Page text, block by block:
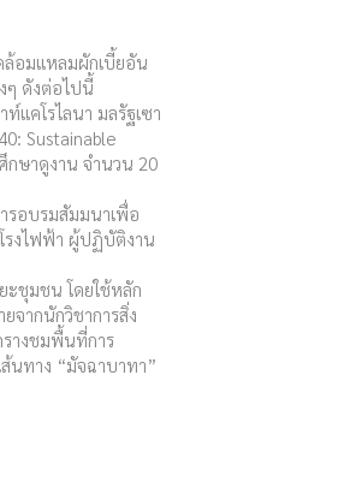
ล้อมแหลมผักเบี้ยอัน
ๆ ดังต่อไปนี้
แคโรไลนา มลรัฐเซา
Sustainable
กษาดูงาน จำนวน 20
รอบรมสัมมนาเพื่อ
งไฟฟ้า ผู้ปฏิบัติงาน
ะชุมชน โดยใช้หลัก
จากนักวิชาการสิ่ง
างชมพื้นที่การ
นทาง “มัจฉาบาทา”